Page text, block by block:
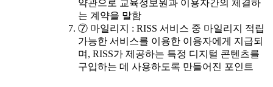
약관으로 교육정보원과 이용자간의 체결하
는 계약을 말함
⑦ 마일리지 : RISS 서비스 중 마일리지 적립
가능한 서비스를 이용한 이용자에게 지급되
며, RISS가 제공하는 특정 디지털 콘텐츠를
구입하는 데 사용하도록 만들어진 포인트